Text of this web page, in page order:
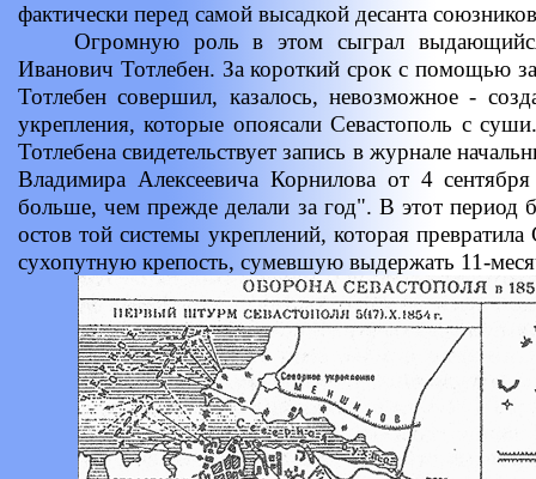
фактически перед самой высадкой десанта
Огромную роль в этом сыграл
Иванович Тотлебен. За короткий срок с помощью
Тотлебен совершил, казалось, невозможное -
укрепления, которые опоясали Севастополь с
Тотлебена свидетельствует запись в журнале
Владимира Алексеевича Корнилова от 4
больше, чем прежде делали за год". В этот период
остов той системы укреплений, которая
сухопутную крепость, сумевшую выдержать 11-